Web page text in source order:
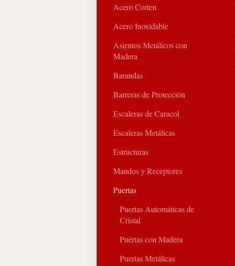
Acero Corten
Acero Inoxidable
Asientos Metálicos con
Madera
Barandas
Barreras de Protección
Escaleras de Caracol
Escaleras Metálicas
Estructuras
Mandos y Receptores
Puertas
Puertas Automáticas de
Cristal
Puertas con Madera
Puertas Metálicas